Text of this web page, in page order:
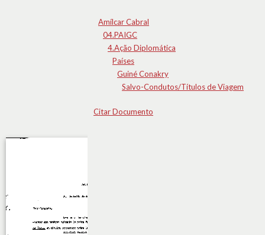
Amílcar Cabral
04.PAIGC
4.Ação Diplomática
Países
Guiné Conakry
Salvo-Condutos/Títulos de Viagem
Citar Documento